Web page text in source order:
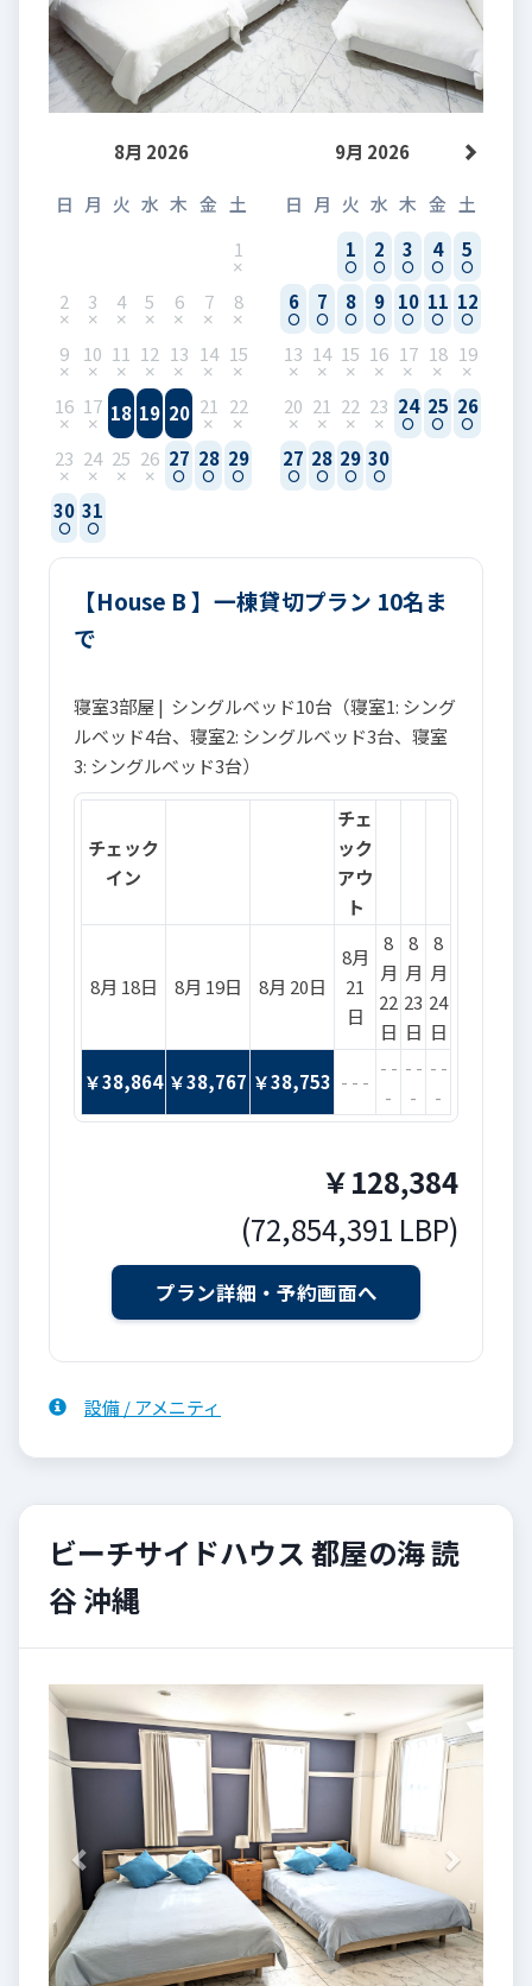
8月 2026
日 月 火 水 木 金 土
1
2 3 4 5 6 7 8
9 10 11 12 13 14 15
16 17 18 19 20 21 22
23 24 25 26 27 28 29
30 31
9月 2026
日 月 火 水 木 金 土
1
2 3 4 5
6 7 8 9 10 11 12
13 14 15 16 17 18 19
20 21 22 23 24 25 26
27 28 29 30
【House B 】一棟貸切プラン 10名ま
で
寝室3部屋 | シングルベッド10台（寝室1: シング
ルベッド4台、寝室2: シングルベッド3台、寝室
3: シングルベッド3台）
チェック
イン
チェ
ック
アウ
ト
8月 18日 8月 19日 8月 20日
8月
21
日
8
月
22
日
8
月
23
日
8
月
24
日
￥38,864 ￥38,767 ￥38,753 - - -
- -
-
- -
-
- -
-
￥128,384
(72,854,391 LBP)
設備 / アメニティ
ビーチサイドハウス 都屋の海 読
谷 沖縄
Previous Next